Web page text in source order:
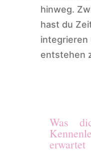
hinweg.
hast du
integrieren
entstehen
Was
erwartet